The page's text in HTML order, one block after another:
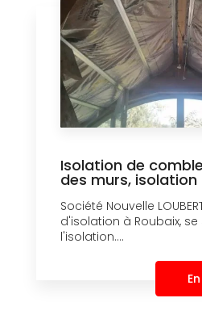
Isolation de
des murs,
Société Nouvelle
d'isolation à Roubaix,
l'isolation....